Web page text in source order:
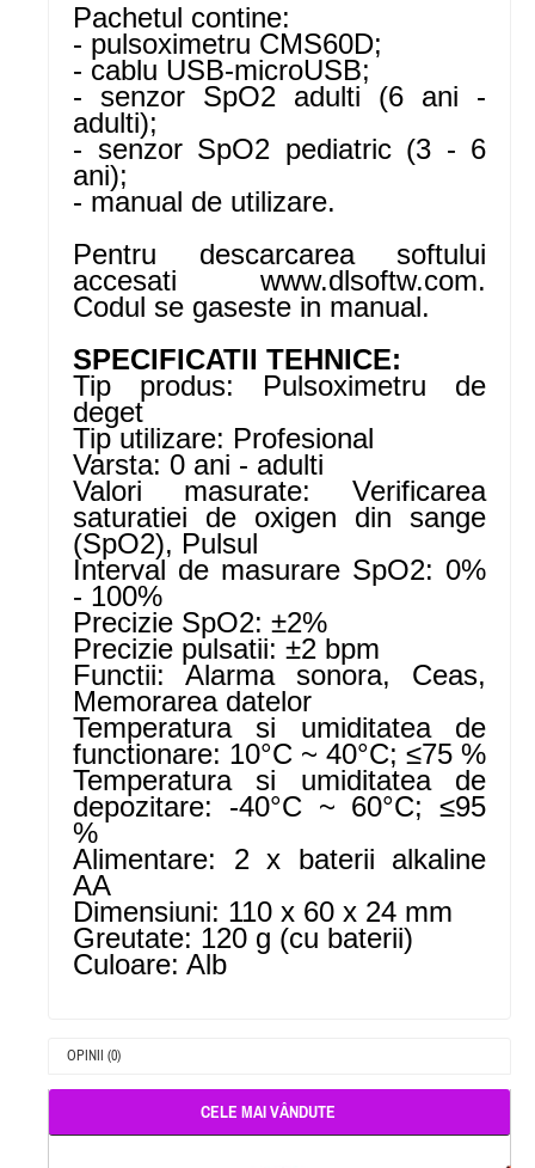
Pachetul contine:
- pulsoximetru CMS60D;
- cablu USB-microUSB;
- senzor SpO2 adulti (6 ani -
adulti);
- senzor SpO2 pediatric (3 - 6
ani);
- manual de utilizare.
Pentru descarcarea softului
accesati www.dlsoftw.com.
Codul se gaseste in manual.
SPECIFICATII TEHNICE:
Tip produs: Pulsoximetru de
deget
Tip utilizare: Profesional
Varsta: 0 ani - adulti
Valori masurate: Verificarea
saturatiei de oxigen din sange
(SpO2), Pulsul
Interval de masurare SpO2: 0%
- 100%
Precizie SpO2: ±2%
Precizie pulsatii: ±2 bpm
Functii: Alarma sonora, Ceas,
Memorarea datelor
Temperatura si umiditatea de
functionare: 10°C ~ 40°C; ≤75 %
Temperatura si umiditatea de
depozitare: -40°C ~ 60°C; ≤95
%
Alimentare: 2 x baterii alkaline
AA
Dimensiuni: 110 x 60 x 24 mm
Greutate: 120 g (cu baterii)
Culoare: Alb
OPINII (0)
CELE MAI VÂNDUTE